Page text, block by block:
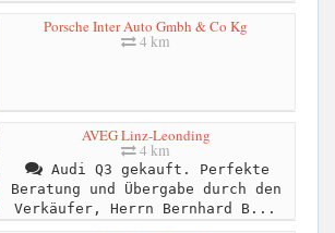
Porsche Inter Auto Gmbh & Co Kg
4 km
AVEG Linz-Leonding
4 km
Audi Q3 gekauft. Perfekte
Beratung und Übergabe durch den
Verkäufer, Herrn Bernhard B...